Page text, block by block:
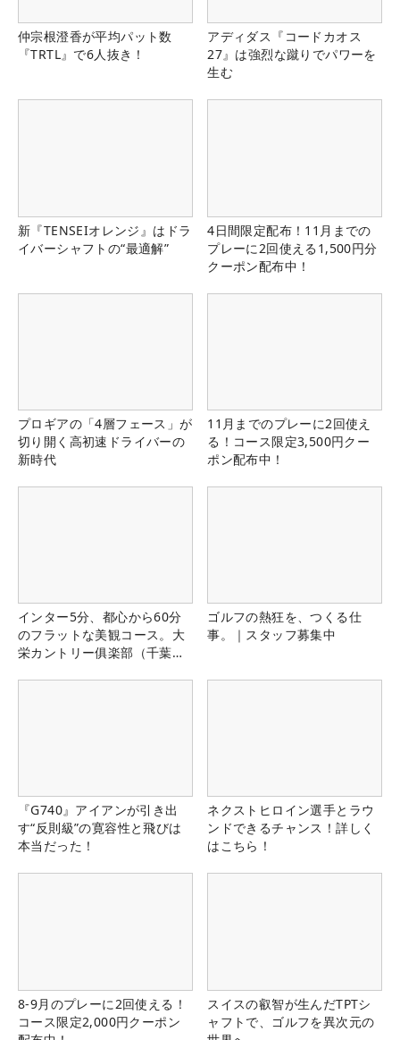
仲宗根澄香が平均パット数
『TRTL』で6人抜き！
アディダス『コードカオス
27』は強烈な蹴りでパワーを
生む
新『TENSEIオレンジ』はドラ
イバーシャフトの“最適解”
4日間限定配布！11月までの
プレーに2回使える1,500円分
クーポン配布中！
プロギアの「4層フェース」が
切り開く高初速ドライバーの
新時代
11月までのプレーに2回使え
る！コース限定3,500円クー
ポン配布中！
インター5分、都心から60分
のフラットな美観コース。大
栄カントリー俱楽部（千葉
ゴルフの熱狂を、つくる仕
事。｜スタッフ募集中
『G740』アイアンが引き出
す“反則級”の寛容性と飛びは
本当だった！
ネクストヒロイン選手とラウ
ンドできるチャンス！詳しく
はこちら！
8-9月のプレーに2回使える！
コース限定2,000円クーポン
スイスの叡智が生んだTPTシ
ャフトで、ゴルフを異次元の